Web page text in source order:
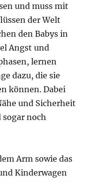
und muss mit
der Welt
den Babys in
Angst und
lernen
dazu, die sie
können. Dabei
und Sicherheit
noch
Arm sowie das
Kinderwagen